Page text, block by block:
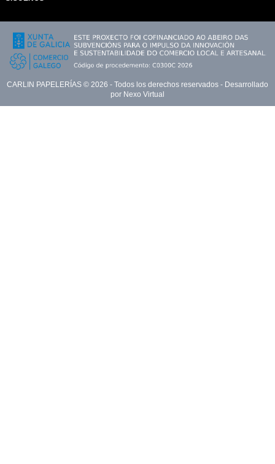
CARLIN PAPELERÍAS © 2026 - Todos los derechos reservados - Desarrollado
por Nexo Virtual